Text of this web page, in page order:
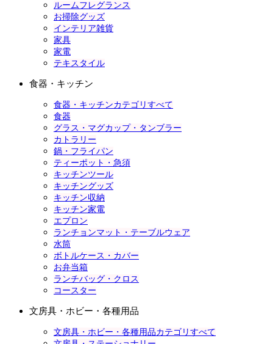
ルームフレグランス
お掃除グッズ
インテリア雑貨
家具
家電
テキスタイル
食器・キッチン
食器・キッチンカテゴリすべて
食器
グラス・マグカップ・タンブラー
カトラリー
鍋・フライパン
ティーポット・急須
キッチンツール
キッチングッズ
キッチン収納
キッチン家電
エプロン
ランチョンマット・テーブルウェア
水筒
ボトルケース・カバー
お弁当箱
ランチバッグ・クロス
コースター
文房具・ホビー・各種用品
文房具・ホビー・各種用品カテゴリすべて